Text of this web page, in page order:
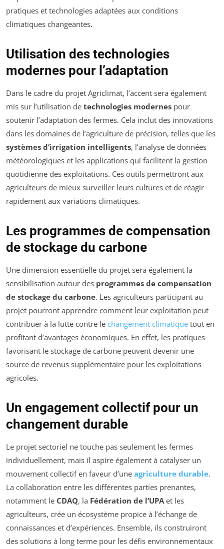
pratiques et technologies adaptées aux conditions
climatiques changeantes.
Utilisation des technologies
modernes pour l’adaptation
Dans le cadre du projet Agriclimat, l’accent sera également
mis sur l’utilisation de technologies modernes pour
soutenir l’adaptation des fermes. Cela inclut des innovations
dans les domaines de l’agriculture de précision, telles que les
systèmes d’irrigation intelligents, l’analyse de données
météorologiques et les applications qui facilitent la gestion
quotidienne des exploitations. Ces outils permettront aux
agriculteurs de mieux surveiller leurs cultures et de réagir
rapidement aux variations climatiques.
Les programmes de compensation
de stockage du carbone
Une dimension essentielle du projet sera également la
sensibilisation autour des programmes de compensation
de stockage du carbone. Les agriculteurs participant au
projet pourront apprendre comment leur exploitation peut
contribuer à la lutte contre le changement climatique tout en
profitant d’avantages économiques. En effet, les pratiques
favorisant le stockage de carbone peuvent devenir une
source de revenus supplémentaire pour les exploitations
agricoles.
Un engagement collectif pour un
changement durable
Le projet sectoriel ne touche pas seulement les fermes
individuellement, mais il aspire également à catalyser un
mouvement collectif en faveur d’une agriculture durable.
La collaboration entre les différentes parties prenantes,
notamment le CDAQ, la Fédération de l’UPAet les
agriculteurs, crée un écosystème propice à l’échange de
connaissances et d’expériences. Ensemble, ils construiront
des solutions à long terme pour les défis environnementaux